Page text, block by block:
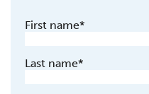
First name*
Last name*